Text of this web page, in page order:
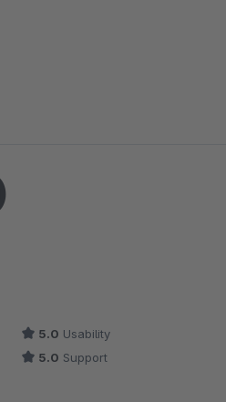
of 5 stars
5.0 Usability
5.0 Support